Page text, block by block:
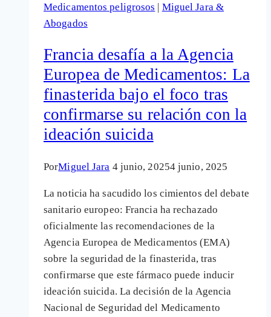
Medicamentos peligrosos | Miguel Jara &
Abogados
Francia desafía a la Agencia
Europea de Medicamentos: La
finasterida bajo el foco tras
confirmarse su relación con la
ideación suicida
PorMiguel Jara 4 junio, 20254 junio, 2025
La noticia ha sacudido los cimientos del debate
sanitario europeo: Francia ha rechazado
oficialmente las recomendaciones de la
Agencia Europea de Medicamentos (EMA)
sobre la seguridad de la finasterida, tras
confirmarse que este fármaco puede inducir
ideación suicida. La decisión de la Agencia
Nacional de Seguridad del Medicamento